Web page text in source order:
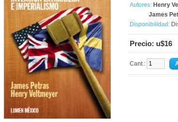
Autores: Henry
James
Disponibilidad:
Precio: u$16
Cant.: